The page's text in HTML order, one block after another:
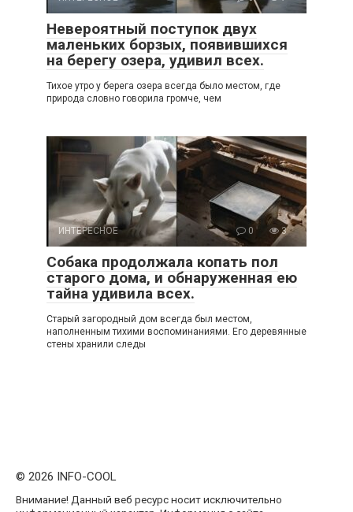
Невероятный поступок двух
маленьких борзых, появившихся
на берегу озера, удивил всех.
Тихое утро у берега озера всегда было местом, где
природа словно говорила громче, чем
ИНТЕРЕСНОЕ 0 3
Собака продолжала копать пол
старого дома, и обнаруженная ею
тайна удивила всех.
Старый загородный дом всегда был местом,
наполненным тихими воспоминаниями. Его деревянные
стены хранили следы
© 2026 INFO-COOL
Внимание! Данный веб ресурс носит исключительно